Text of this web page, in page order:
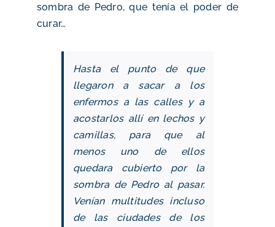
sombra de Pedro, que tenía el poder de
curar…
Hasta el punto de que
llegaron a sacar a los
enfermos a las calles y a
acostarlos allí en lechos y
camillas, para que al
menos uno de ellos
quedara cubierto por la
sombra de Pedro al pasar.
Venían multitudes incluso
de las ciudades de los